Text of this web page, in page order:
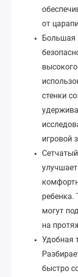
от
Большая
стенки
игровой
ребенка.
могут
на
Удобная
быстро